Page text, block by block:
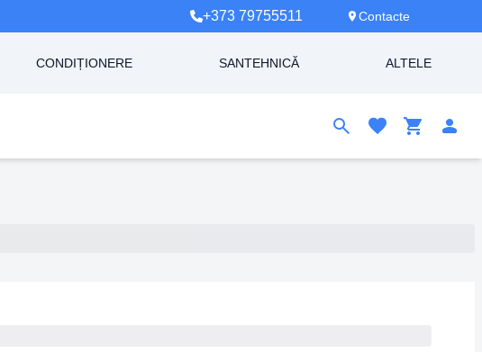
+373 79755511 Contacte
CONDIȚIONERE SANTEHNICĂ ALTELE